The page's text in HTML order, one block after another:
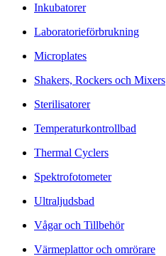
Inkubatorer
Laboratorieförbrukning
Microplates
Shakers, Rockers och Mixers
Sterilisatorer
Temperaturkontrollbad
Thermal Cyclers
Spektrofotometer
Ultraljudsbad
Vågar och Tillbehör
Värmeplattor och omrörare